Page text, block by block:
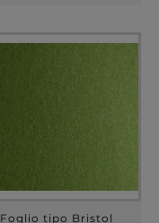
Foglio tipo Bristol